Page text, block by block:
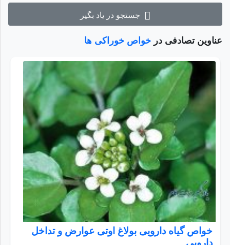
جستجو در یاد بگیر
عناوین تصادفی در خواص خوراکی ها
خواص گیاه دارویی بولاغ اوتی عوارض و تداخل
دارویی